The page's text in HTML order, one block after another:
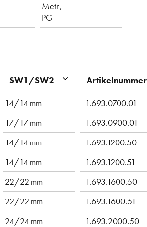
Metr.,
PG
SW1/SW2 Artikelnummer
14/14 mm
1.693.0700.01
17/17 mm
1.693.0900.01
14/14 mm
1.693.1200.50
14/14 mm
1.693.1200.51
22/22 mm
1.693.1600.50
22/22 mm
1.693.1600.51
24/24 mm
1.693.2000.50